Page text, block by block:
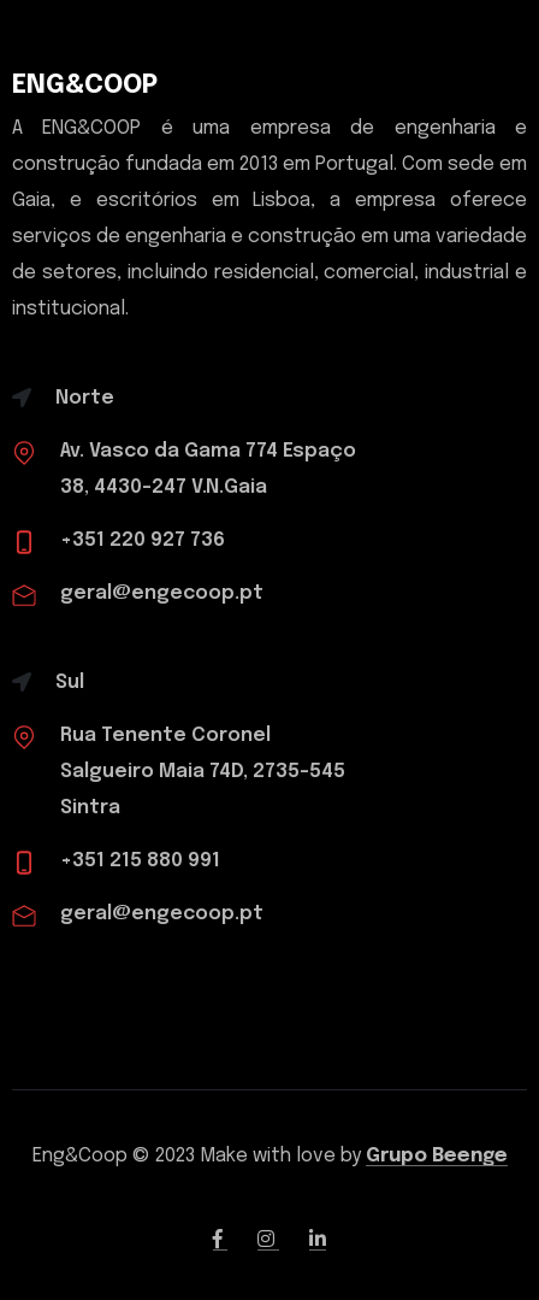
ENG&COOP
A ENG&COOP é uma empresa de engenharia e
construção fundada em 2013 em Portugal. Com sede em
Gaia, e escritórios em Lisboa, a empresa oferece
serviços de engenharia e construção em uma variedade
de setores, incluindo residencial, comercial, industrial e
institucional.
Norte
Av. Vasco da Gama 774 Espaço
38, 4430-247 V.N.Gaia
+351 220 927 736
geral@engecoop.pt
Sul
Rua Tenente Coronel
Salgueiro Maia 74D, 2735-545
Sintra
+351 215 880 991
geral@engecoop.pt
Eng&Coop © 2023 Make with love by Grupo Beenge